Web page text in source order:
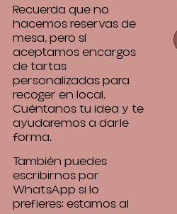
Recuerda que no
hacemos reservas de
mesa, pero sí
aceptamos encargos
de tartas
personalizadas para
recoger en local.
Cuéntanos tu idea y te
ayudaremos a darle
forma.
También puedes
escribirnos por
WhatsApp si lo
prefieres: estamos al